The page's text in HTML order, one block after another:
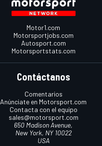
Motor1.com
Motorsportjobs.com
Autosport.com
Motorsportstats.com
Contáctanos
Comentarios
Anúnciate en Motorsport.com
Contacta con el equipo
sales@motorsport.com
650 Madison Avenue,
New York, NY 10022
USA